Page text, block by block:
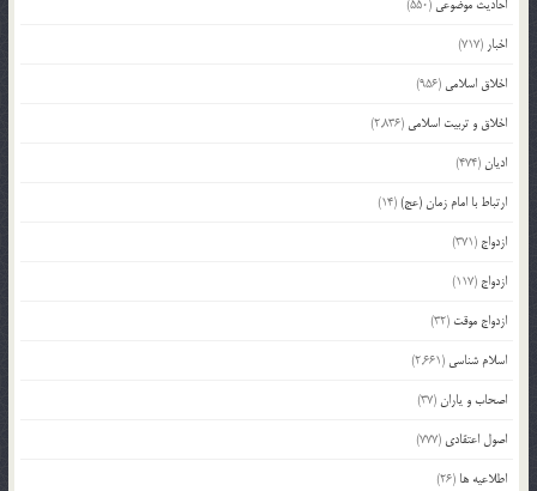
احادیث موضوعی (550)
اخبار (717)
اخلاق اسلامی (956)
اخلاق و تربیت اسلامی (2,836)
ادیان(474)
ارتباط با امام زمان (عج)(14)
ازدواج (371)
ازدواج (117)
ازدواج موقت (32)
اسلام شناسی (2,661)
اصحاب و یاران(37)
اصول اعتقادی (777)
اطلاعیه ها (26)